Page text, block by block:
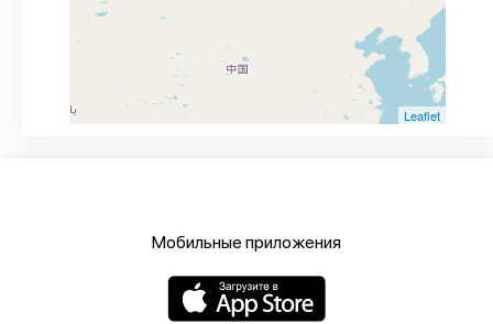
Leaflet
Мобильные приложения